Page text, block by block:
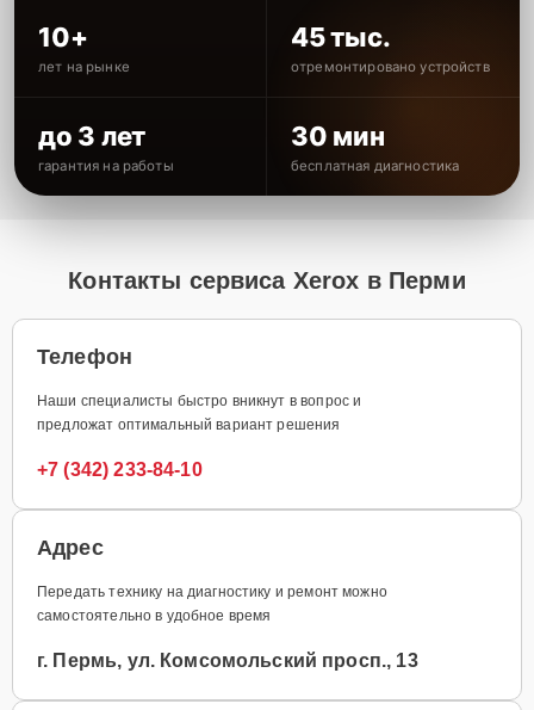
10+
лет на рынке
45 тыс.
отремонтировано устройств
до 3 лет
гарантия на работы
30 мин
бесплатная диагностика
Контакты сервиса Xerox в Перми
Телефон
Наши специалисты быстро вникнут в вопрос и
предложат оптимальный вариант решения
+7 (342) 233-84-10
Адрес
Передать технику на диагностику и ремонт можно
самостоятельно в удобное время
г. Пермь, ул. Комсомольский просп., 13